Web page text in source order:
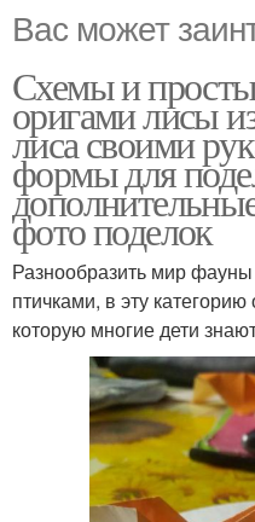
Вас может
Схемы и
оригами лисы
лиса своими
формы для
фото поделок
Разнообразить мир
птичками, в эту
которую многие дети